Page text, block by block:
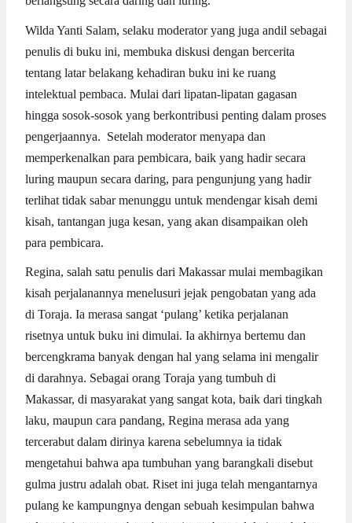
Wilda Yanti Salam, selaku moderator yang juga andil sebagai
penulis di buku ini, membuka diskusi dengan bercerita
tentang latar belakang kehadiran buku ini ke ruang
intelektual pembaca. Mulai dari lipatan-lipatan gagasan
hingga sosok-sosok yang berkontribusi penting dalam proses
pengerjaannya. Setelah moderator menyapa dan
memperkenalkan para pembicara, baik yang hadir secara
luring maupun secara daring, para pengunjung yang hadir
terlihat tidak sabar menunggu untuk mendengar kisah demi
kisah, tantangan juga kesan, yang akan disampaikan oleh
para pembicara.
Regina, salah satu penulis dari Makassar mulai membagikan
kisah perjalanannya menelusuri jejak pengobatan yang ada
di Toraja. Ia merasa sangat ‘pulang’ ketika perjalanan
risetnya untuk buku ini dimulai. Ia akhirnya bertemu dan
bercengkrama banyak dengan hal yang selama ini mengalir
di darahnya. Sebagai orang Toraja yang tumbuh di
Makassar, di masyarakat yang sangat kota, baik dari tingkah
laku, maupun cara pandang, Regina merasa ada yang
tercerabut dalam dirinya karena sebelumnya ia tidak
mengetahui bahwa apa tumbuhan yang barangkali disebut
gulma justru adalah obat. Riset ini juga telah mengantarnya
pulang ke kampungnya dengan sebuah kesimpulan bahwa